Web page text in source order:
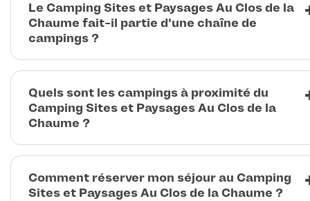
Le Camping Sites et Paysages Au Clos de la
Chaume fait-il partie d'une chaîne de
campings ?
Quels sont les campings à proximité du
Camping Sites et Paysages Au Clos de la
Chaume ?
Comment réserver mon séjour au Camping
Sites et Paysages Au Clos de la Chaume ?